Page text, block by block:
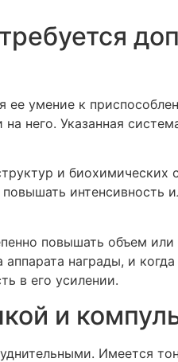
ее умение к
него. Указанная
и биохимических
интенсивность
повышать объем
награды, и
в его усилении.
и
Имеется